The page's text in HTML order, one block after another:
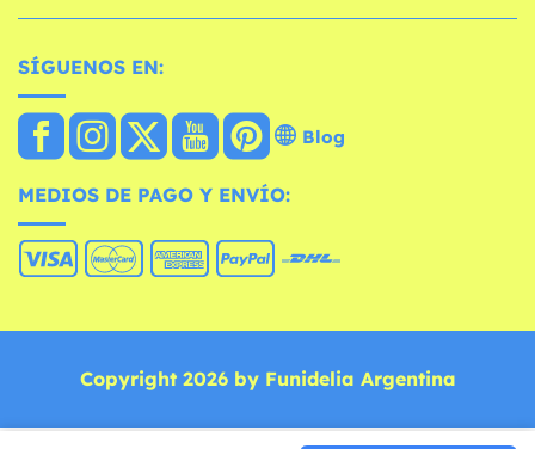
SÍGUENOS EN:
Blog
MEDIOS DE PAGO Y ENVÍO:
Copyright 2026 by Funidelia Argentina